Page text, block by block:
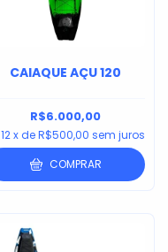
CAIAQUE AÇU 120
R$6.000,00
12x deR$500,00 sem juros
COMPRAR